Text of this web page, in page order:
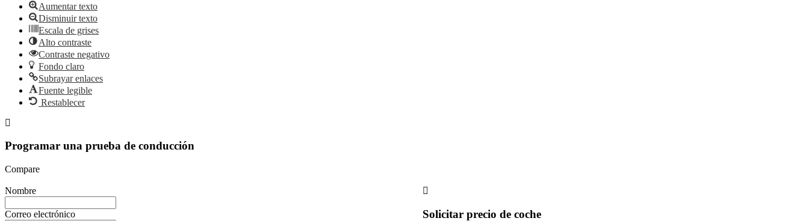
Aumentar texto
Disminuir texto
Escala de grises
Alto contraste
Contraste negativo
Fondo claro
Subrayar enlaces
Fuente legible
Restablecer
Programar una prueba de conducción
Compare
Nombre
Correo electrónico Solicitar precio de coche